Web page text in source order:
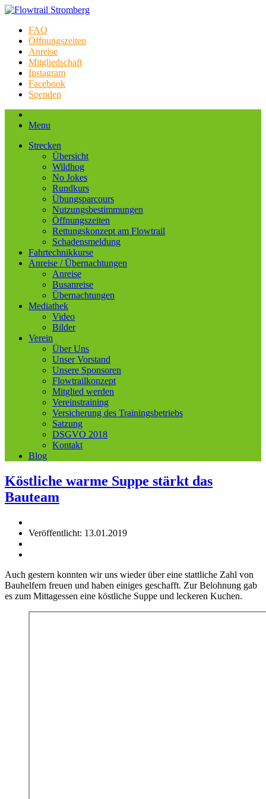
FAQ
Öffnungszeiten
Anreise
Mitgliedschaft
Instagram
Facebook
Spenden
Menu
Strecken
Übersicht
Wildhog
No Jokes
Rundkurs
Übungsparcours
Nutzungsbestimmungen
Öffnungszeiten
Rettungskonzept am Flowtrail
Schadensmeldung
Fahrtechnikkurse
Anreise / Übernachtungen
Anreise
Busanreise
Übernachtungen
Mediathek
Video
Bilder
Verein
Über Uns
Unser Vorstand
Unsere Sponsoren
Flowtrailkonzept
Mitglied werden
Vereinstraining
Versicherung des Trainingsbetriebs
Satzung
DSGVO 2018
Kontakt
Blog
Köstliche warme Suppe stärkt das
Bauteam
Veröffentlicht: 13.01.2019
Auch gestern konnten wir uns wieder über eine stattliche Zahl von
Bauhelfern freuen und haben einiges geschafft. Zur Belohnung gab
es zum Mittagessen eine köstliche Suppe und leckeren Kuchen.